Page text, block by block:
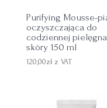
Purifying Mousse-
oczyszczająca do
codziennej
skóry 150 ml
120,00zł z VAT